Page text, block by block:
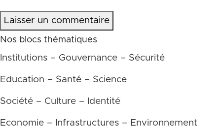
Laisser un commentaire
Nos blocs thématiques
Institutions – Gouvernance – Sécurité
Education – Santé – Science
Société – Culture – Identité
Economie – Infrastructures – Environnement